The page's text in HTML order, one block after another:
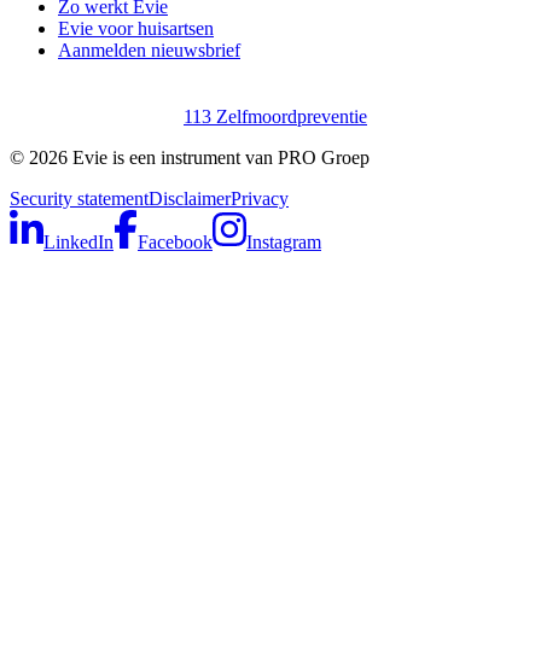
Zo werkt Evie
Evie voor huisartsen
Aanmelden nieuwsbrief
113 Zelfmoordpreventie
© 2026 Evie is een instrument van PRO Groep
Security statementDisclaimerPrivacy
LinkedIn Facebook Instagram